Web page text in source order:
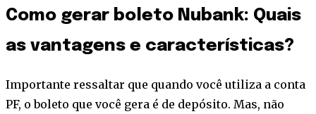
Como gerar boleto Nubank: Quais
as vantagens e características?
Importante ressaltar que quando você utiliza a conta
PF, o boleto que você gera é de depósito. Mas, não